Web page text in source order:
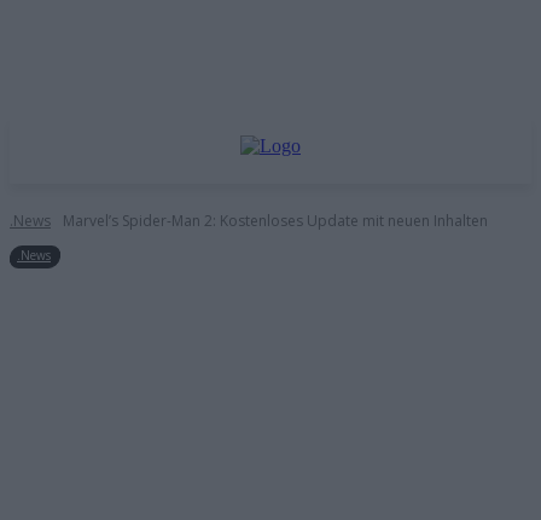
.News Marvel’s Spider-Man 2: Kostenloses Update mit neuen Inhalten
.News